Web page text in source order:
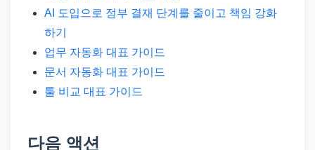
AI 도입으로 정부 결재 단계를 줄이고 책임 강화
하기
업무 자동화 대표 가이드
문서 자동화 대표 가이드
툴 비교 대표 가이드
다음 액션